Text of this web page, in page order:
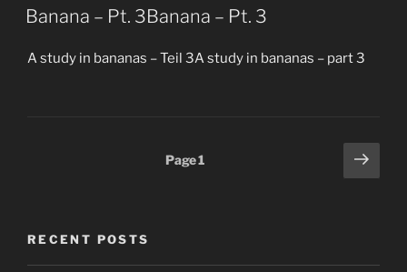
ON
Banana – Pt. 3Banana – Pt. 3
A study in bananas – Teil 3A study in bananas – part 3
Page1
Next
page
RECENT POSTS